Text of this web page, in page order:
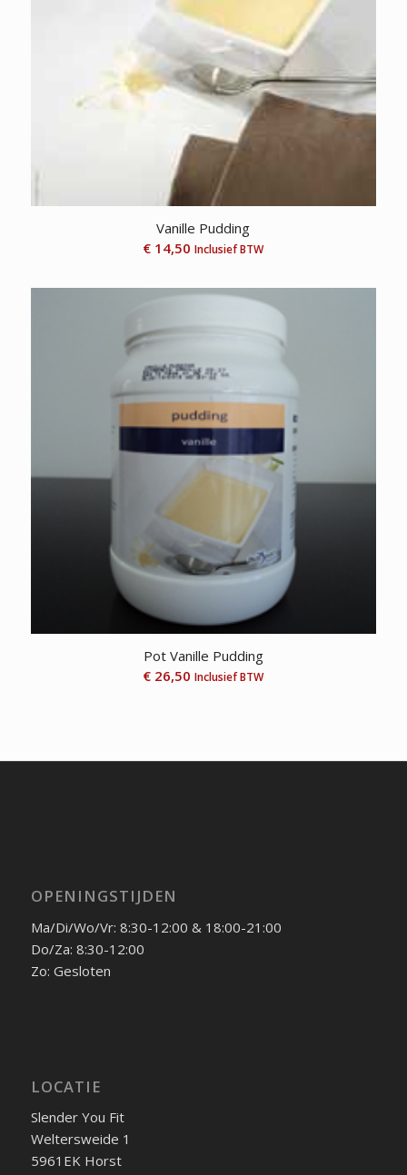
Vanille Pudding
€ 14,50 Inclusief BTW
Pot Vanille Pudding
€ 26,50 Inclusief BTW
OPENINGSTIJDEN
Ma/Di/Wo/Vr: 8:30-12:00 & 18:00-21:00
Do/Za: 8:30-12:00
Zo: Gesloten
LOCATIE
Slender You Fit
Weltersweide 1
5961EK Horst